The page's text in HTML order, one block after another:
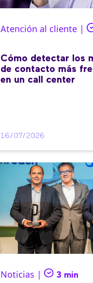
Atención al cliente |
Cómo detectar los
de contacto más
en un call center
16/07/2026
Noticias | 3 min